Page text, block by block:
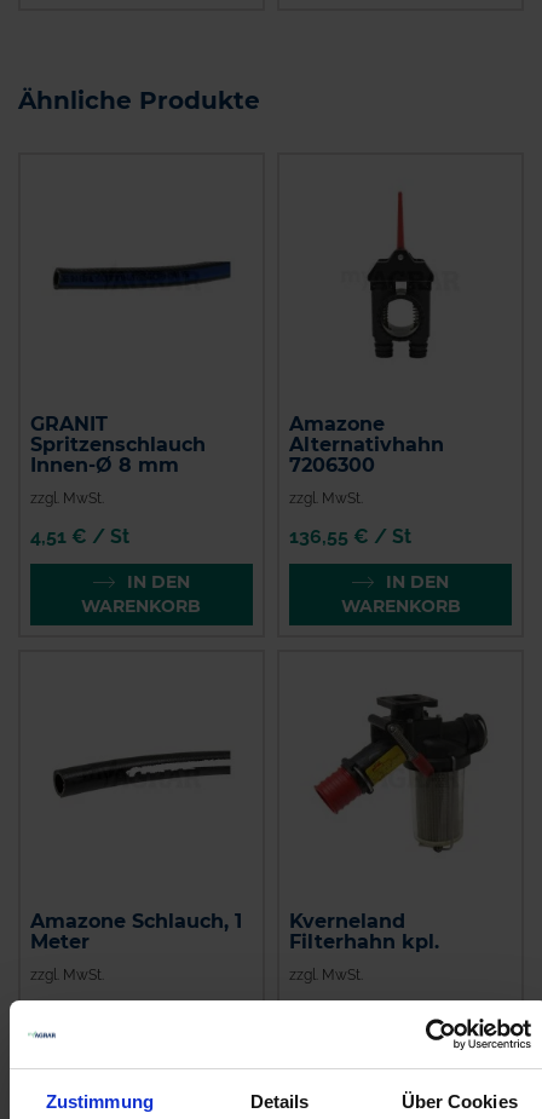
Zustimmung Details Über Cookies
Ähnliche Produkte
GRANIT
Spritzenschlauch
Innen-Ø 8 mm
zzgl. MwSt.
4,51 € / St
IN DEN
WARENKORB
Amazone
Alternativhahn
7206300
zzgl. MwSt.
136,55 € / St
IN DEN
WARENKORB
Amazone Schlauch, 1
Meter
zzgl. MwSt.
Kverneland
Filterhahn kpl.
zzgl. MwSt.